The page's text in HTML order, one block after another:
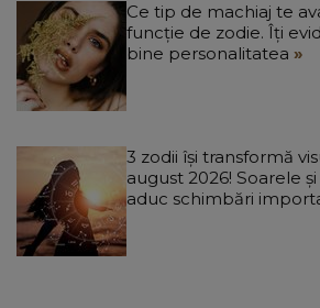
Ce tip de machiaj te
funcție de zodie. Îți
bine personalitatea
3 zodii își transformă
august 2026! Soarele
aduc schimbări